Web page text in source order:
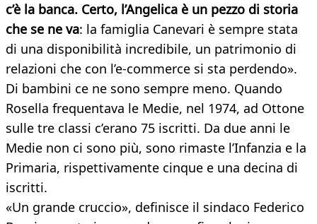
c’è la banca. Certo, l’Angelica è un pezzo di storia
che se ne va: la famiglia Canevari è sempre stata
di una disponibilità incredibile, un patrimonio di
relazioni che con l’e-commerce si sta perdendo».
Di bambini ce ne sono sempre meno. Quando
Rosella frequentava le Medie, nel 1974, ad Ottone
sulle tre classi c’erano 75 iscritti. Da due anni le
Medie non ci sono più, sono rimaste l’Infanzia e la
Primaria, rispettivamente cinque e una decina di
iscritti.
«Un grande cruccio», definisce il sindaco Federico